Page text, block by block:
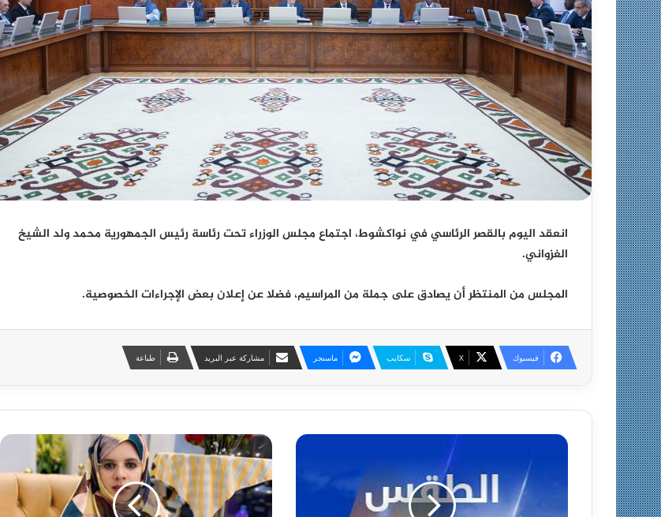
انعقد اليوم بالقصر الرئاسي في نواكشوط، اجتماع مجلس الوزراء تحت رئاسة رئيس الجمهورية محمد ولد الشيخ
الغزواني.
المجلس من المنتظر أن يصادق على جملة من المراسيم، فضلا عن إعلان بعض الإجراءات الخصوصية.
فيسبوك X سكايب ماسنجر مشاركة عبر البريد طباعة